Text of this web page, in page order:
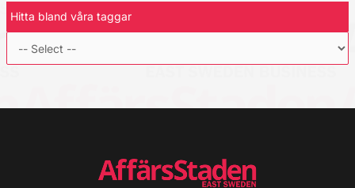
Hitta bland våra taggar